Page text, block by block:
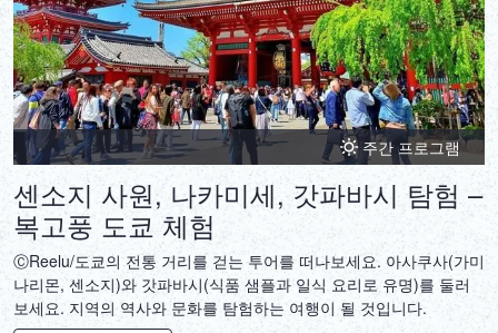
주간 프로그램
센소지 사원, 나카미세, 갓파바시 탐험 –
복고풍 도쿄 체험
ⒸReelu/도쿄의 전통 거리를 걷는 투어를 떠나보세요. 아사쿠사(가미
나리몬, 센소지)와 갓파바시(식품 샘플과 일식 요리로 유명)를 둘러
보세요. 지역의 역사와 문화를 탐험하는 여행이 될 것입니다.